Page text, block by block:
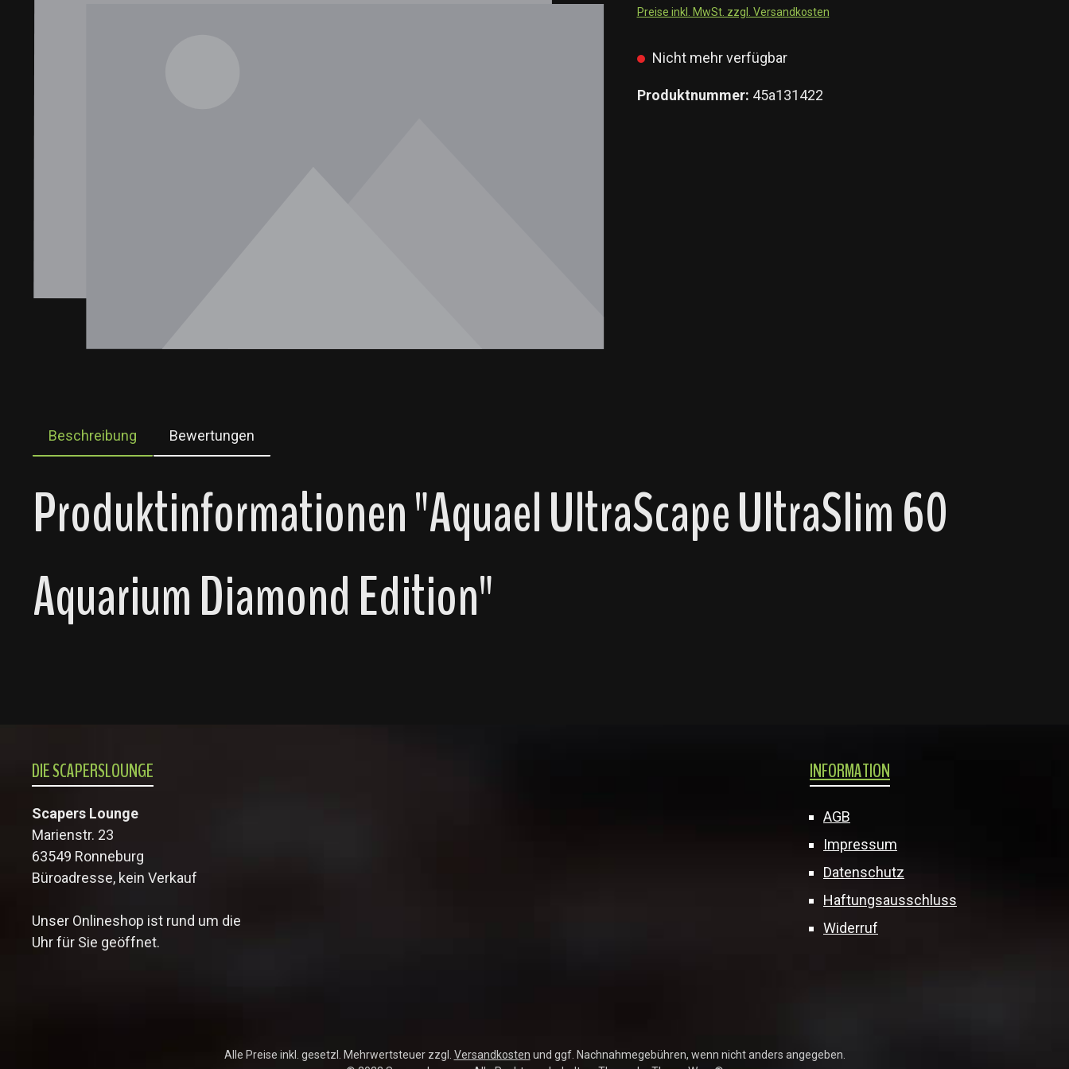
Preise inkl. MwSt. zzgl. Versandkosten
Nicht mehr verfügbar
Produktnummer: 45a131422
Beschreibung Bewertungen
Produktinformationen "Aquael UltraScape UltraSlim 60
Aquarium Diamond Edition"
DIE SCAPERSLOUNGE
Scapers Lounge
Marienstr. 23
63549 Ronneburg
Büroadresse, kein Verkauf
Unser Onlineshop ist rund um die
Uhr für Sie geöffnet.
INFORMATION
AGB
Impressum
Datenschutz
Haftungsausschluss
Widerruf
Alle Preise inkl. gesetzl. Mehrwertsteuer zzgl. Versandkosten und ggf. Nachnahmegebühren, wenn nicht anders angegeben.